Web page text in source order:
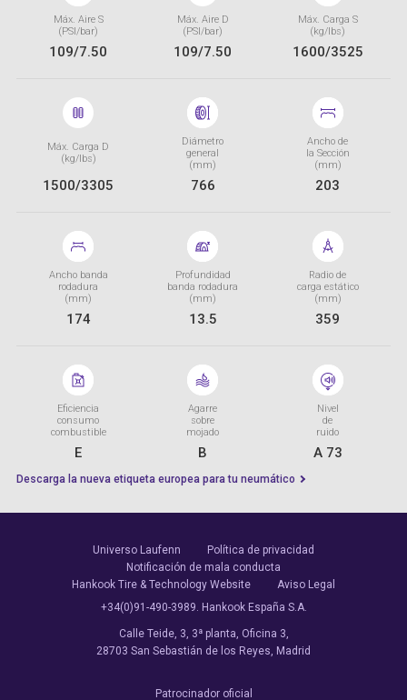
Máx. Aire S
(PSI/bar)
109/7.50
Máx. Aire D
(PSI/bar)
109/7.50
Máx. Carga S
(kg/lbs)
1600/3525
Máx. Carga D
(kg/lbs)
1500/3305
Diámetro
general
(mm)
766
Ancho de
la Sección
(mm)
203
Ancho banda
rodadura
(mm)
174
Profundidad
banda rodadura
(mm)
13.5
Radio de
carga estático
(mm)
359
Eficiencia
consumo
combustible
E
Agarre
sobre
mojado
B
Nivel
de
ruido
A 73
Descarga la nueva etiqueta europea para tu neumático
Universo Laufenn
Política de privacidad
Notificación de mala conducta
Hankook Tire & Technology Website
Aviso Legal
+34(0)91-490-3989. Hankook España S.A.
Calle Teide, 3, 3ª planta, Oficina 3,
28703 San Sebastián de los Reyes, Madrid
Patrocinador oficial